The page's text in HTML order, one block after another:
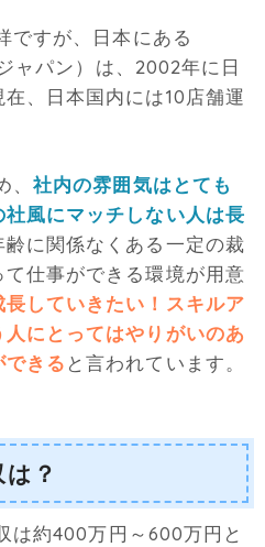
ですが、日本にある
ャパン）は、2002年に日
、日本国内には10店舗運
、社内の雰囲気はとても
風にマッチしない人は長
齢に関係なくある一定の裁
仕事ができる環境が用意
長していきたい！スキルア
にとってはやりがいのあ
できる と言われています。
？
は約400万円～600万円と